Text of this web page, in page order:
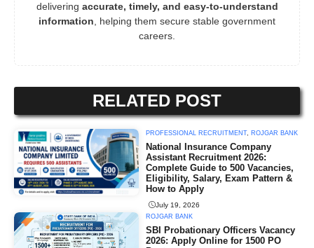
delivering accurate, timely, and easy-to-understand
information , helping them secure stable government
careers.
RELATED POST
PROFESSIONAL RECRUITMENT, ROJGAR BANK
National Insurance Company
Assistant Recruitment 2026:
Complete Guide to 500 Vacancies,
Eligibility, Salary, Exam Pattern &
How to Apply
July 19, 2026
ROJGAR BANK
SBI Probationary Officers Vacancy
2026: Apply Online for 1500 PO